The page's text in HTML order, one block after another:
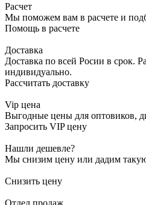
Расчет
Мы поможем вам в расчете и
Помощь в расчете
Доставка
Доставка по всей Росии в срок.
индивидуально.
Рассчитать доставку
Vip цена
Выгодные цены для оптовиков,
Запросить VIP цену
Нашли дешевле?
Мы снизим цену или дадим
Снизить цену
Отдел продаж